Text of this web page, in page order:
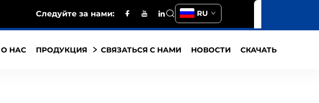
Следуйте за нами: RU
О НАС ПРОДУКЦИЯ СВЯЗАТЬСЯ С НАМИ НОВОСТИ СКАЧАТЬ